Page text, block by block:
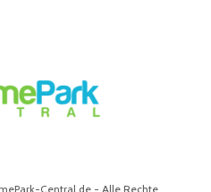
Central.de - Alle Rechte